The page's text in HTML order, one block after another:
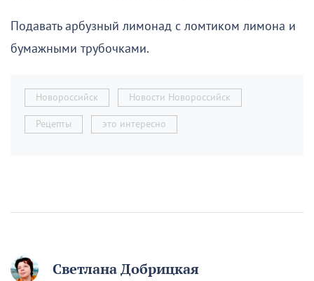
Подавать арбузный лимонад с ломтиком лимона и
бумажными трубочками.
Новороссийск Новости Новороссийск
Рецепты это интересно
Светлана Добрицкая